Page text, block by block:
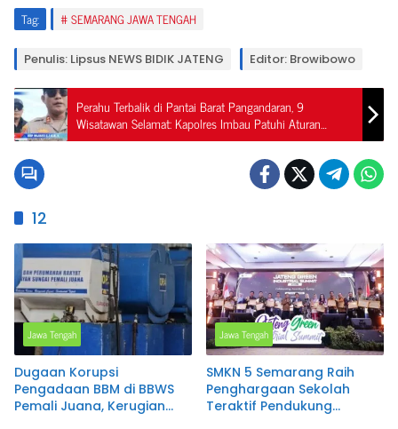
Tag: SEMARANG JAWA TENGAH
Penulis: Lipsus NEWS BIDIK JATENG Editor: Browibowo
Perahu Terbalik di Pantai Barat Pangandaran, 9
Wisatawan Selamat: Kapolres Imbau Patuhi Aturan
Keselamatan
12
Jawa Tengah
Dugaan Korupsi
Pengadaan BBM di BBWS
Pemali Juana, Kerugian
Jawa Tengah
SMKN 5 Semarang Raih
Penghargaan Sekolah
Teraktif Pendukung